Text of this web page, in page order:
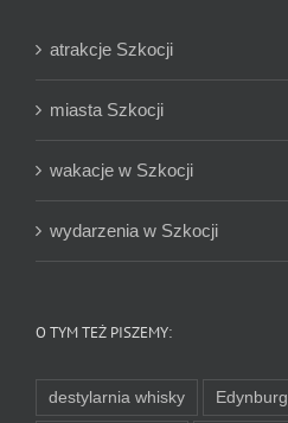
atrakcje Szkocji
miasta Szkocji
wakacje w Szkocji
wydarzenia w Szkocji
O TYM TEŻ PISZEMY:
destylarnia whisky Edynburg